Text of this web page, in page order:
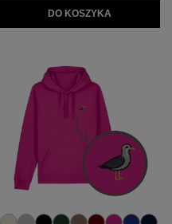
DO KOSZYKA